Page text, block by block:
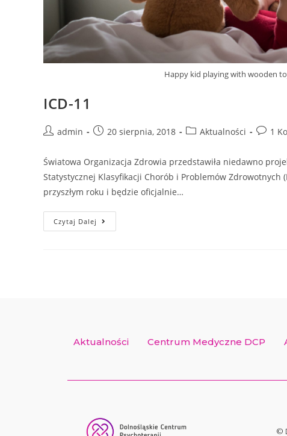
Happy kid playing with wooden
ICD-11
admin 20 sierpnia, 2018 Aktualności 1
Światowa Organizacja Zdrowia przedstawiła niedawno
Statystycznej Klasyfikacji Chorób i Problemów Zdrowotnych
przyszłym roku i będzie oficjalnie…
Czytaj Dalej
Aktualności Centrum Medyczne DCP
©